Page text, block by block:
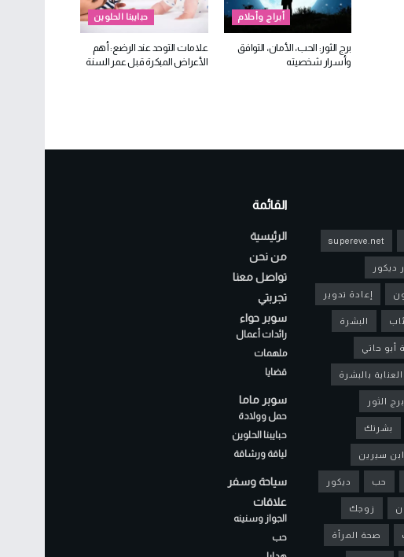
أبراج وأحلام
برج الثور: الحب، الأمان، التوافق
وأسرار شخصيته
حبايبنا الحلوين
علامات التوحد عند الرضع: أهم
الأعراض المبكرة قبل عمر السنة
supereve.net
ديكور
إعادة تدوير
البشرة
أبو حاتي
العناية بالبشرة
برج الثور
بشرتك
سيرين
حب ديكور
زوجك
صحة المرأة
القائمة
الرئيسية
من نحن
تواصل معنا
تجربتي
سوبر حواء
رائدات أعمال
ملهمات
قضايا
سوبر ماما
حمل وولادة
حبايبنا الحلوين
لياقة ورشاقة
سياحة وسفر
علاقات
الجواز وسنينه
حب